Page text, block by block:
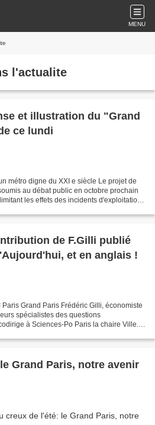
MENU
l'actualite
et illustration du "Grand
ce lundi
métro digne du XXI e siècle Le projet de
au débat public en octobre prochain
les effets des incidents d'exploitation
de F.Gilli publié
et en anglais !
Grand Paris Frédéric Gilli, économiste
spécialistes des questions
à Sciences-Po Paris la chaire Ville.
Grand Paris, notre avenir